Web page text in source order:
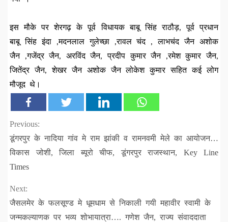
इस मौके पर शेरगढ़ के पूर्व विधायक बाबू सिंह राठौड़, पूर्व प्रधान
बाबू सिंह इंदा ,मदनलाल गुलेच्छा ,रावल चंद , लाभचंद जैन अशोक
जैन ,गजेंद्र जैन, अरविंद जैन, प्रदीप कुमार जैन ,रमेश कुमार जैन,
जितेंद्र जैन, शेखर जैन अशोक जैन लोकेश कुमार सहित कई लोग
मौजूद थे।
Continue
Reading
Previous:
डूंगरपुर के नादिया गांव मे राम झांकी व रामनवमी मेले का आयोजन…
विकास जोशी, जिला ब्यूरो चीफ, डूंगरपुर राजस्थान, Key Line
Times
Next:
जैसलमेर के फलसूण्ड मे धूमधाम से निकाली गयी महावीर स्वामी के
जन्मकल्याणक पर भव्य शोभायात्रा…. गणेश जैन, राज्य संवाददाता